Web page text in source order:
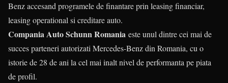
Benz accesand programele de finantare prin leasing financiar,
leasing operational si creditare auto.
Compania Auto Schunn Romania este unul dintre cei mai de
succes parteneri autorizati Mercedes-Benz din Romania, cu o
istorie de 28 de ani la cel mai inalt nivel de performanta pe piata
de profil.